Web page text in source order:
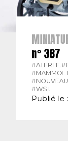
n° 387
#ALERTE.
#WSI.
Publié le